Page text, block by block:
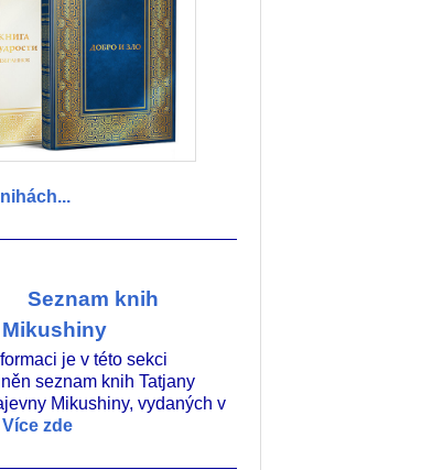
Seznam knih
Mikushiny
je v této sekci
seznam knih Tatjany
Mikushiny, vydaných v
Více zde